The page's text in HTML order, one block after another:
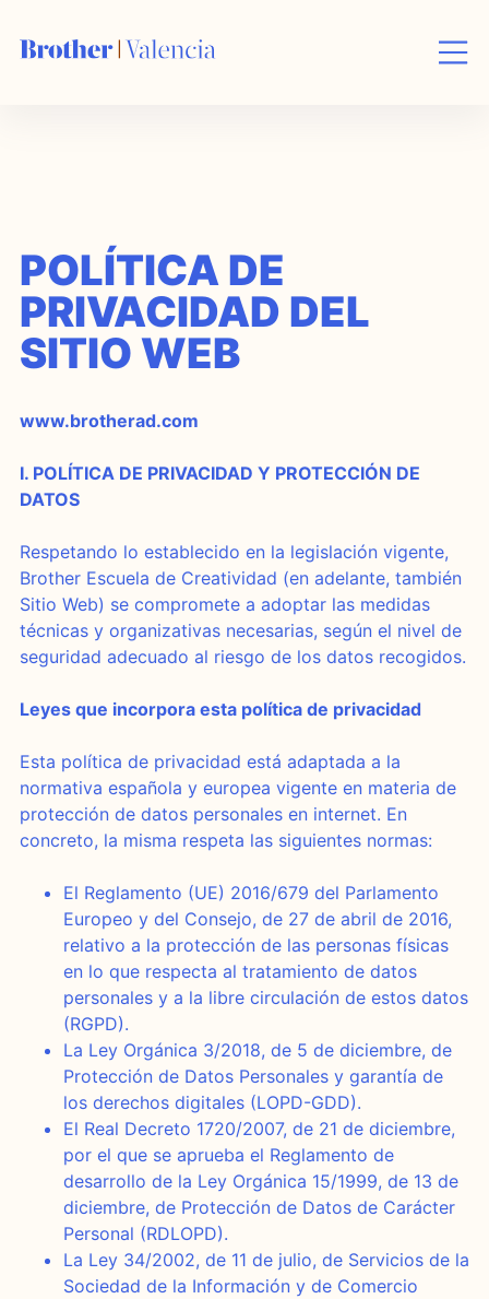
content
POLÍTICA DE
PRIVACIDAD DEL
SITIO WEB
www.brotherad.com
I. POLÍTICA DE PRIVACIDAD Y PROTECCIÓN DE
DATOS
Respetando lo establecido en la legislación vigente,
Brother Escuela de Creatividad (en adelante, también
Sitio Web) se compromete a adoptar las medidas
técnicas y organizativas necesarias, según el nivel de
seguridad adecuado al riesgo de los datos recogidos.
Leyes que incorpora esta política de privacidad
Esta política de privacidad está adaptada a la
normativa española y europea vigente en materia de
protección de datos personales en internet. En
concreto, la misma respeta las siguientes normas:
El Reglamento (UE) 2016/679 del Parlamento
Europeo y del Consejo, de 27 de abril de 2016,
relativo a la protección de las personas físicas
en lo que respecta al tratamiento de datos
personales y a la libre circulación de estos datos
(RGPD).
La Ley Orgánica 3/2018, de 5 de diciembre, de
Protección de Datos Personales y garantía de
los derechos digitales (LOPD-GDD).
El Real Decreto 1720/2007, de 21 de diciembre,
por el que se aprueba el Reglamento de
desarrollo de la Ley Orgánica 15/1999, de 13 de
diciembre, de Protección de Datos de Carácter
Personal (RDLOPD).
La Ley 34/2002, de 11 de julio, de Servicios de la
Sociedad de la Información y de Comercio